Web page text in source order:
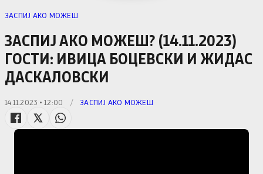
ЗАСПИЈ АКО МОЖЕШ
ЗАСПИЈ АКО МОЖЕШ? (14.11.2023)
ГОСТИ: ИВИЦА БОЦЕВСКИ И ЖИДАС
ДАСКАЛОВСКИ
14.11.2023 • 12:00 / ЗАСПИЈ АКО МОЖЕШ